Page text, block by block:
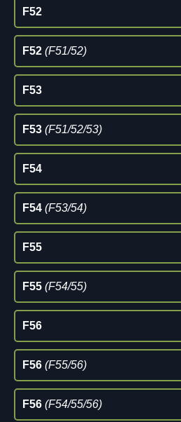
F52
F52 (F51/52)
F53
F53 (F51/52/53)
F54
F54 (F53/54)
F55
F55 (F54/55)
F56
F56 (F55/56)
F56 (F54/55/56)